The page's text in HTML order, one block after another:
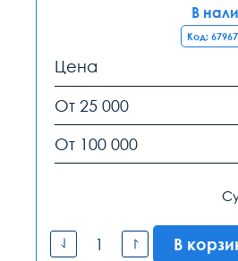
В
Код:
Цена
От 25 000
От 100 000
В